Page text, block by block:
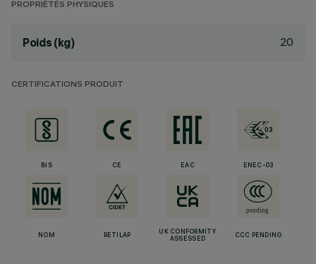
PROPRIÉTÉS PHYSIQUES
Poids (kg) 20
CERTIFICATIONS PRODUIT
BIS CE EAC ENEC-03
NOM RETILAP
UK CONFORMITY
ASSESSED
CCC PENDING